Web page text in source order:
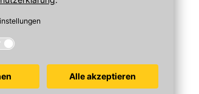
WEDI Bauplatte Standard
In 8 Varianten